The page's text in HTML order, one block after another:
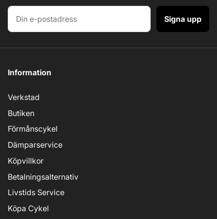
Signa upp
Information
Verkstad
Butiken
Förmånscykel
Dämparservice
Köpvillkor
Betalningsalternativ
Livstids Service
Köpa Cykel